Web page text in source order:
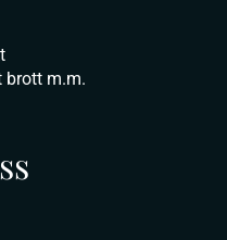
brott m.m.